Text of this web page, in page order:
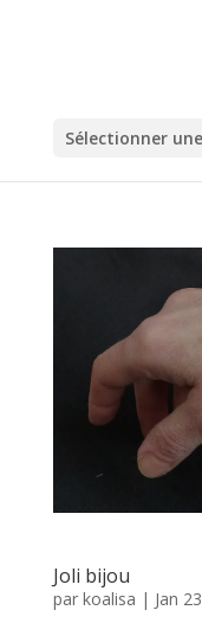
Sélectionner
Joli bijou
par koalisa | Jan